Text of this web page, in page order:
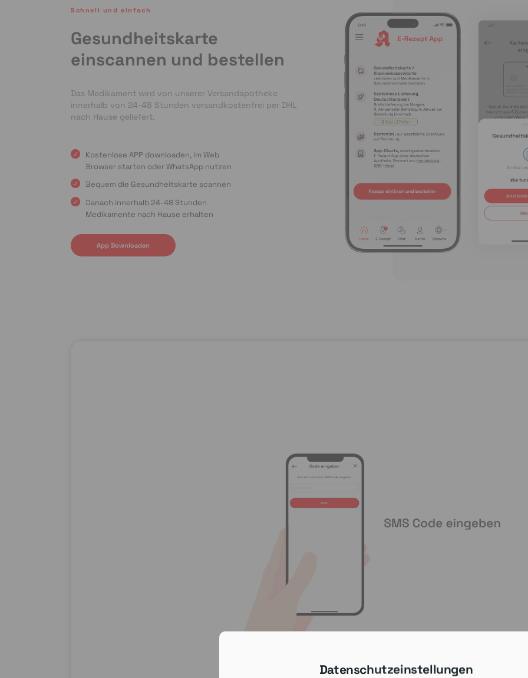
Schnell und einfach
Gesundheitskarte
einscannen und bestellen
Das Medikament wird von unserer Versandapotheke
innerhalb von 24-48 Stunden versandkostenfrei per DHL
nach Hause geliefert.
Kostenlose APP downloaden, im Web
Browser starten oder WhatsApp nutzen
Bequem die Gesundheitskarte scannen
Danach innerhalb 24-48 Stunden
Medikamente nach Hause erhalten
App Downloaden
Datenschutzeinstellungen